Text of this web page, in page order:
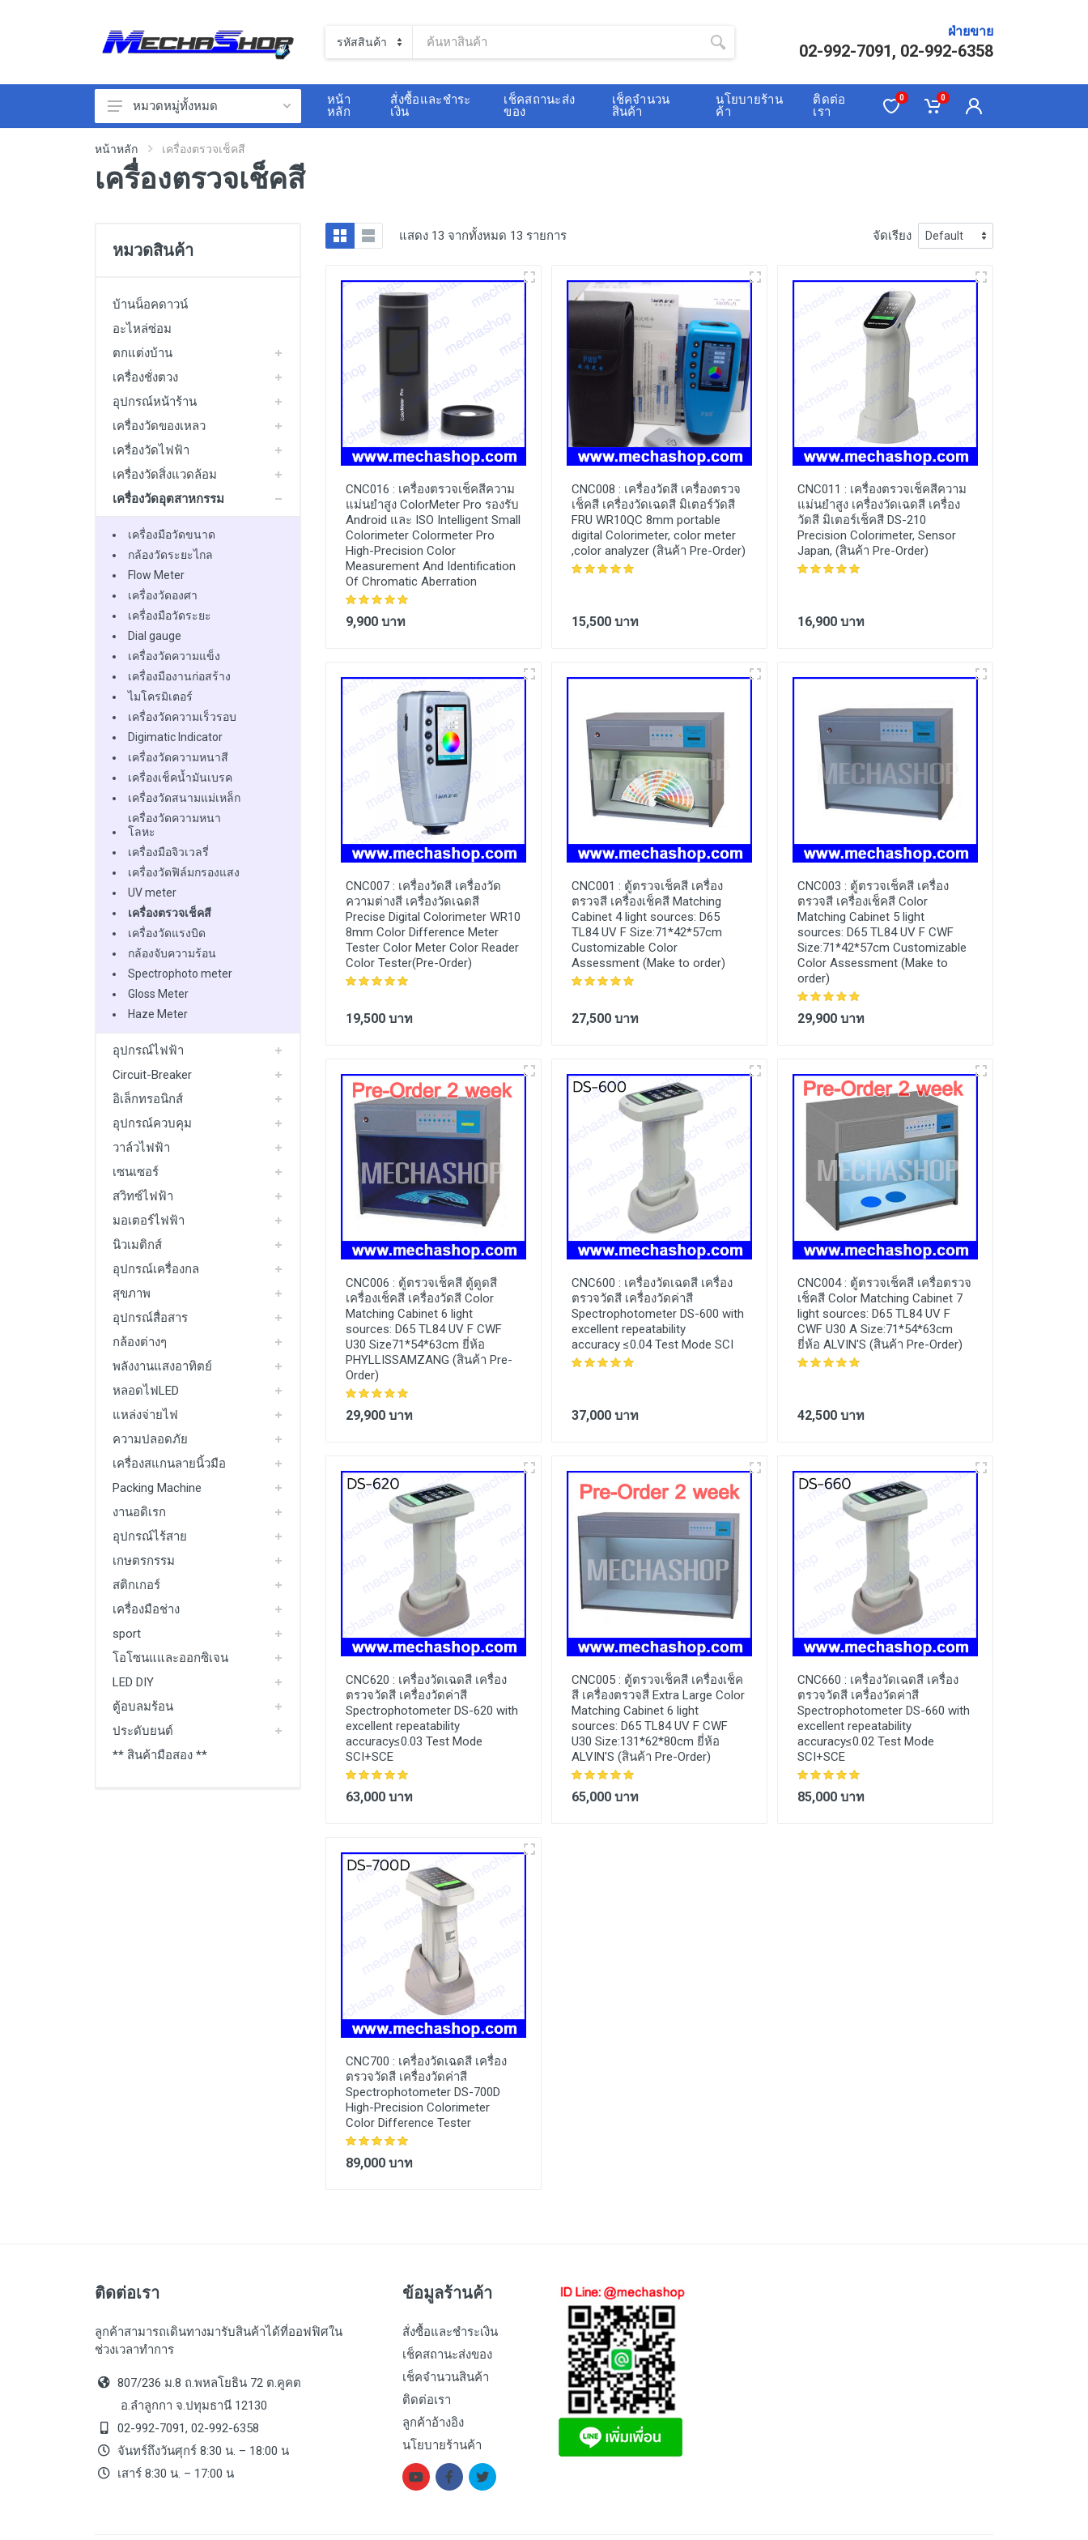
ฝ่ายขาย
02-992-7091, 02-992-6358
ตกแต่งบ้าน
อุปกรณ์หน้าร้าน
สวิทซ์ไฟฟ้า
วาล์วไฟฟ้า
มอเตอร์ไฟฟ้า
Packing Machine
หมวดหมู่ทั้งหมด
หน้า
หลัก
สั่งซื้อและชำระ
เงิน
เช็คสถานะส่ง
ของ
เช็คจำนวน
สินค้า
นโยบายร้าน
ค้า
ติดต่อ
เรา
0 0
หน้าหลัก เครื่องตรวจเช็คสี
เครื่องตรวจเช็คสี
หมวดสินค้า
บ้านน็อคดาวน์
อะไหล่ซ่อม
ตกแต่งบ้าน
เครื่องชั่งตวง
อุปกรณ์หน้าร้าน
เครื่องวัดของเหลว
เครื่องวัดไฟฟ้า
เครื่องวัดสิ่งแวดล้อม
เครื่องวัดอุตสาหกรรม
เครื่องมือวัดขนาด
กล้องวัดระยะไกล
Flow Meter
เครื่องวัดองศา
เครื่องมือวัดระยะ
Dial gauge
เครื่องวัดความแข็ง
เครื่องมืองานก่อสร้าง
ไมโครมิเตอร์
เครื่องวัดความเร็วรอบ
Digimatic Indicator
เครื่องวัดความหนาสี
เครื่องเช็คน้ำมันเบรค
เครื่องวัดสนามแม่เหล็ก
เครื่องวัดความหนา
โลหะ
เครื่องมือจิวเวลรี่
เครื่องวัดฟิล์มกรองแสง
UV meter
เครื่องตรวจเช็คสี
เครื่องวัดแรงบิด
กล้องจับความร้อน
Spectrophoto meter
Gloss Meter
Haze Meter
อุปกรณ์ไฟฟ้า
Circuit-Breaker
อิเล็กทรอนิกส์
อุปกรณ์ควบคุม
วาล์วไฟฟ้า
เซนเซอร์
สวิทซ์ไฟฟ้า
มอเตอร์ไฟฟ้า
นิวเมติกส์
อุปกรณ์เครื่องกล
สุขภาพ
อุปกรณ์สื่อสาร
กล้องต่างๆ
พลังงานแสงอาทิตย์
หลอดไฟLED
แหล่งจ่ายไฟ
ความปลอดภัย
เครื่องสแกนลายนิ้วมือ
Packing Machine
งานอดิเรก
อุปกรณ์ไร้สาย
เกษตรกรรม
สติกเกอร์
เครื่องมือช่าง
sport
โอโซนแและออกซิเจน
LED DIY
ตู้อบลมร้อน
ประดับยนต์
** สินค้ามือสอง **
แสดง 13 จากทั้งหมด 13 รายการ จัดเรียง
CNC016 : เครื่องตรวจเช็คสีความ
แม่นยำสูง ColorMeter Pro รองรับ
Android และ ISO Intelligent Small
Colorimeter Colormeter Pro
High-Precision Color
Measurement And Identification
Of Chromatic Aberration
9,900 บาท
CNC008 : เครื่องวัดสี เครื่องตรวจ
เช็คสี เครื่องวัดเฉดสี มิเตอร์วัดสี
FRU WR10QC 8mm portable
digital Colorimeter, color meter
,color analyzer (สินค้า Pre-Order)
15,500 บาท
CNC011 : เครื่องตรวจเช็คสีความ
แม่นยำสูง เครื่องวัดเฉดสี เครื่อง
วัดสี มิเตอร์เช็คสี DS-210
Precision Colorimeter, Sensor
Japan, (สินค้า Pre-Order)
16,900 บาท
CNC007 : เครื่องวัดสี เครื่องวัด
ความต่างสี เครื่องวัดเฉดสี
Precise Digital Colorimeter WR10
8mm Color Difference Meter
Tester Color Meter Color Reader
Color Tester(Pre-Order)
19,500 บาท
CNC001 : ตู้ตรวจเช็คสี เครื่อง
ตรวจสี เครื่องเช็คสี Matching
Cabinet 4 light sources: D65
TL84 UV F Size:71*42*57cm
Customizable Color
Assessment (Make to order)
27,500 บาท
CNC003 : ตู้ตรวจเช็คสี เครื่อง
ตรวจสี เครื่องเช็คสี Color
Matching Cabinet 5 light
sources: D65 TL84 UV F CWF
Size:71*42*57cm Customizable
Color Assessment (Make to
order)
29,900 บาท
CNC006 : ตู้ตรวจเช็คสี ตู้ดูดสี
เครื่องเช็คสี เครื่องวัดสี Color
Matching Cabinet 6 light
sources: D65 TL84 UV F CWF
U30 Size71*54*63cm ยี่ห้อ
PHYLLISSAMZANG (สินค้า Pre-
Order)
29,900 บาท
CNC600 : เครื่องวัดเฉดสี เครื่อง
ตรวจวัดสี เครื่องวัดค่าสี
Spectrophotometer DS-600 with
excellent repeatability
accuracy ≤0.04 Test Mode SCI
37,000 บาท
CNC004 : ตู้ตรวจเช็คสี เครื่อตรวจ
เช็คสี Color Matching Cabinet 7
light sources: D65 TL84 UV F
CWF U30 A Size:71*54*63cm
ยี่ห้อ ALVIN'S (สินค้า Pre-Order)
42,500 บาท
CNC620 : เครื่องวัดเฉดสี เครื่อง
ตรวจวัดสี เครื่องวัดค่าสี
Spectrophotometer DS-620 with
excellent repeatability
accuracy≤0.03 Test Mode
SCI+SCE
63,000 บาท
CNC005 : ตู้ตรวจเช็คสี เครื่องเช็ค
สี เครื่องตรวจสี Extra Large Color
Matching Cabinet 6 light
sources: D65 TL84 UV F CWF
U30 Size:131*62*80cm ยี่ห้อ
ALVIN'S (สินค้า Pre-Order)
65,000 บาท
CNC660 : เครื่องวัดเฉดสี เครื่อง
ตรวจวัดสี เครื่องวัดค่าสี
Spectrophotometer DS-660 with
excellent repeatability
accuracy≤0.02 Test Mode
SCI+SCE
85,000 บาท
CNC700 : เครื่องวัดเฉดสี เครื่อง
ตรวจวัดสี เครื่องวัดค่าสี
Spectrophotometer DS-700D
High-Precision Colorimeter
Color Difference Tester
89,000 บาท
ติดต่อเรา
ลูกค้าสามารถเดินทางมารับสินค้าได้ที่ออฟฟิศใน
ช่วงเวลาทำการ
807/236 ม.8 ถ.พหลโยธิน 72 ต.คูคต
อ.ลำลูกกา จ.ปทุมธานี 12130
02-992-7091, 02-992-6358
จันทร์ถึงวันศุกร์ 8:30 น. – 18:00 น
เสาร์ 8:30 น. – 17:00 น
ข้อมูลร้านค้า
สั่งซื้อและชำระเงิน
เช็คสถานะส่งของ
เช็คจำนวนสินค้า
ติดต่อเรา
ลูกค้าอ้างอิง
นโยบายร้านค้า